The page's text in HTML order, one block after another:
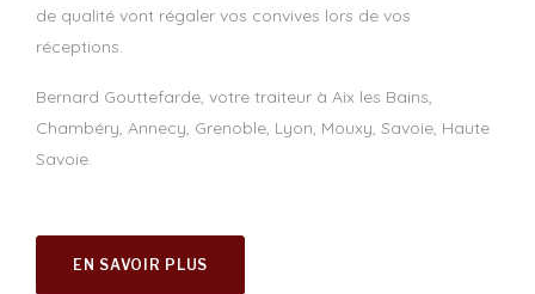
de qualité vont régaler vos convives lors de vos
réceptions.
Bernard Gouttefarde, votre traiteur à Aix les Bains,
Chambéry, Annecy, Grenoble, Lyon, Mouxy, Savoie, Haute
Savoie.
EN SAVOIR PLUS